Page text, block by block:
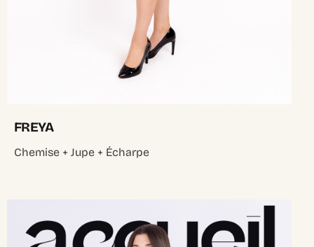
FREYA
Chemise + Jupe + Écharpe